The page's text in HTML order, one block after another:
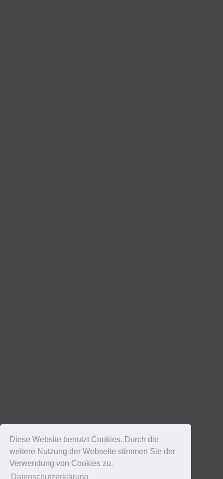
Diese Website benutzt Cookies. Durch die
weitere Nutzung der Webseite stimmen Sie der
Verwendung von Cookies zu.
Datenschutzerklärung